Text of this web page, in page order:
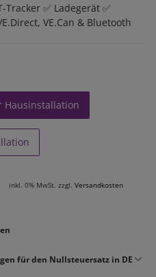
Tracker ✅ Ladegerät ✅
VE.Can & Bluetooth
Hausinstallation
inkl. 0% MwSt. zzgl. Versandkosten
für den Nullsteuersatz in DE